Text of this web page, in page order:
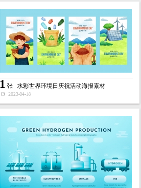
1 张 水彩世界环境日庆祝活动海报素材
2023-04-18